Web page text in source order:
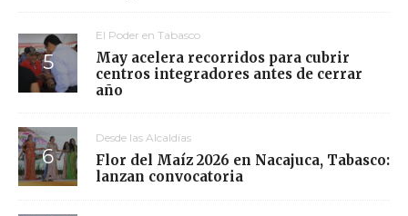
El Poder en Tabasco
May acelera recorridos para cubrir
centros integradores antes de cerrar
año
Desde las Alcaldías
Flor del Maíz 2026 en Nacajuca, Tabasco:
lanzan convocatoria